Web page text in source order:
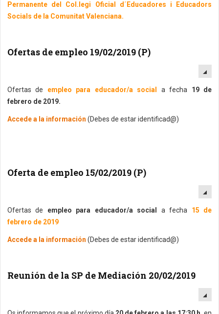
Permanente del Col.legi Oficial d´Educadores i Educadors
Socials de la Comunitat Valenciana.
Ofertas de empleo 19/02/2019 (P)
Ofertas de empleo para educador/a social a fecha 19 de
febrero de 2019.
Accede a la información (Debes de estar identificad@)
Oferta de empleo 15/02/2019 (P)
Ofertas de empleo para educador/a social a fecha 15 de
febrero de 2019
Accede a la información (Debes de estar identificad@)
Reunión de la SP de Mediación 20/02/2019